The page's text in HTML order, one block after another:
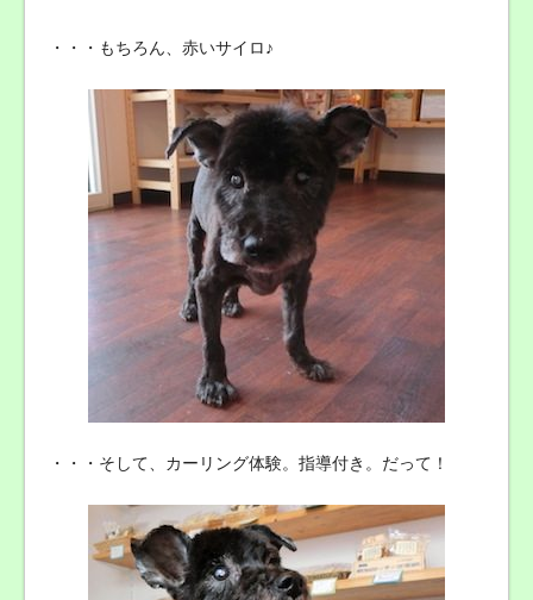
・・・もちろん、赤いサイロ♪
・・・そして、カーリング体験。指導付き。だって！